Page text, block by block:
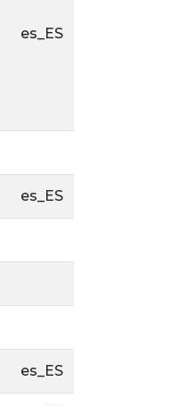
es_ES
es_ES
es_ES